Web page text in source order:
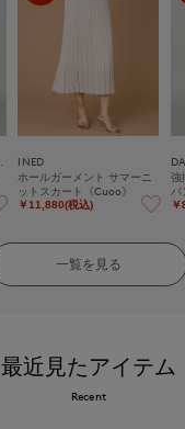
INED
ホールガーメント サマーニ
ットスカート《Cuoo》
￥11,880(税込)
強
パ
一覧を見る
最近見たアイテム
Recent